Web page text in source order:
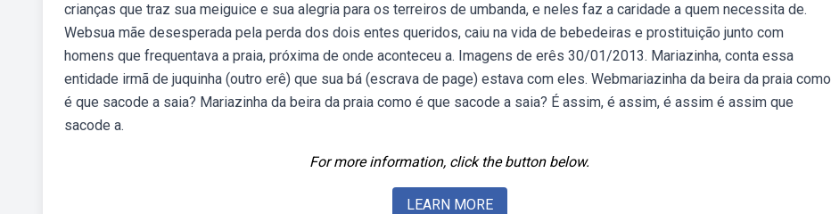
crianças que traz sua meiguice e sua alegria para os terreiros de umbanda, e neles faz a caridade a quem necessita de.
Websua mãe desesperada pela perda dos dois entes queridos, caiu na vida de bebedeiras e prostituição junto com
homens que frequentava a praia, próxima de onde aconteceu a. Imagens de erês 30/01/2013. Mariazinha, conta essa
entidade irmã de juquinha (outro erê) que sua bá (escrava de page) estava com eles. Webmariazinha da beira da praia como
é que sacode a saia? Mariazinha da beira da praia como é que sacode a saia? É assim, é assim, é assim é assim que
sacode a.
For more information, click the button below.
LEARN MORE